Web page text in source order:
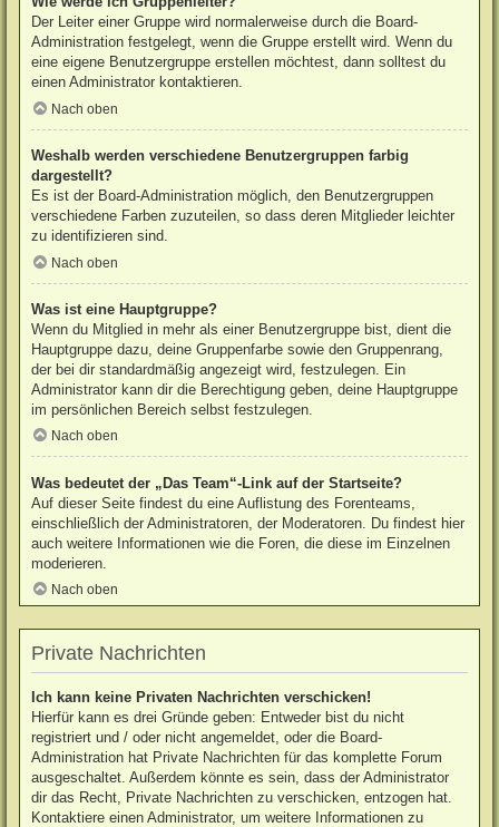
Der Leiter einer Gruppe wird normalerweise durch die Board-
Administration festgelegt, wenn die Gruppe erstellt wird. Wenn du
eine eigene Benutzergruppe erstellen möchtest, dann solltest du
einen Administrator kontaktieren.
Nach oben
Weshalb werden verschiedene Benutzergruppen farbig
dargestellt?
Es ist der Board-Administration möglich, den Benutzergruppen
verschiedene Farben zuzuteilen, so dass deren Mitglieder leichter
zu identifizieren sind.
Nach oben
Was ist eine Hauptgruppe?
Wenn du Mitglied in mehr als einer Benutzergruppe bist, dient die
Hauptgruppe dazu, deine Gruppenfarbe sowie den Gruppenrang,
der bei dir standardmäßig angezeigt wird, festzulegen. Ein
Administrator kann dir die Berechtigung geben, deine Hauptgruppe
im persönlichen Bereich selbst festzulegen.
Nach oben
Was bedeutet der „Das Team“-Link auf der Startseite?
Auf dieser Seite findest du eine Auflistung des Forenteams,
einschließlich der Administratoren, der Moderatoren. Du findest hier
auch weitere Informationen wie die Foren, die diese im Einzelnen
moderieren.
Nach oben
Private Nachrichten
Ich kann keine Privaten Nachrichten verschicken!
Hierfür kann es drei Gründe geben: Entweder bist du nicht
registriert und / oder nicht angemeldet, oder die Board-
Administration hat Private Nachrichten für das komplette Forum
ausgeschaltet. Außerdem könnte es sein, dass der Administrator
dir das Recht, Private Nachrichten zu verschicken, entzogen hat.
Kontaktiere einen Administrator, um weitere Informationen zu